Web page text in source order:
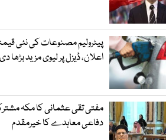
پیٹرولیم مصنوعات کی نئی
اعلان، ڈیزل پر لیوی مزید بڑھا
مفتی تقی عثمانی کا مکہ
دفاعی معاہدے کا خیرمقدم